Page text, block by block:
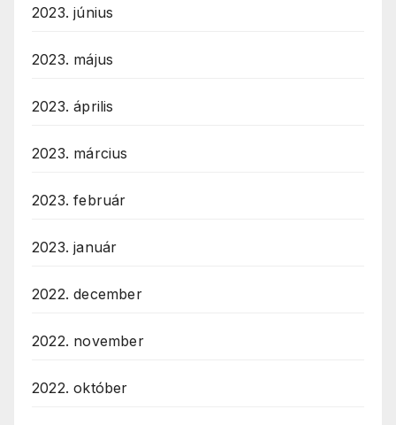
2023. június
2023. május
2023. április
2023. március
2023. február
2023. január
2022. december
2022. november
2022. október